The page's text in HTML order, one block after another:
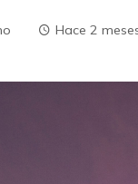
Hace 2